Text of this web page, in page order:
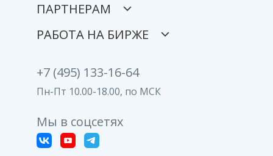
ПАРТНЕРАМ
РАБОТА НА БИРЖЕ
+7 (495) 133-16-64
Пн-Пт 10.00-18.00, по МСК
Мы в соцсетях